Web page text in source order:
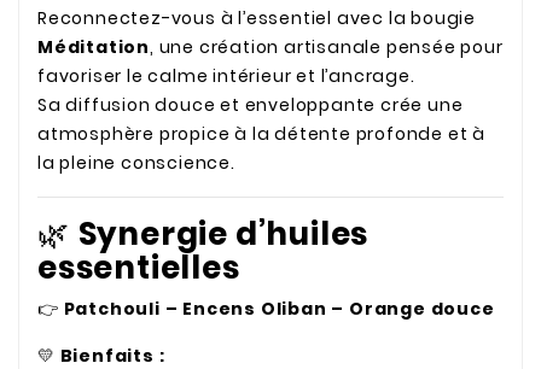
Reconnectez-vous à l’essentiel avec la bougie
Méditation, une création artisanale pensée pour
favoriser le calme intérieur et l’ancrage.
Sa diffusion douce et enveloppante crée une
atmosphère propice à la détente profonde et à
la pleine conscience.
🌿 Synergie d’huiles
essentielles
👉 Patchouli – Encens Oliban – Orange douce
💛 Bienfaits :